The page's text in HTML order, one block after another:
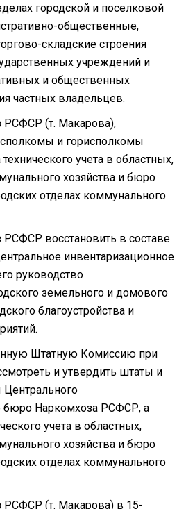
городской и поселковой
общественные,
складские строения
учреждений и
и общественных
частных владельцев.
РСФСР (т. Макарова),
и горисполкомы
учета в областных,
хозяйства и бюро
отделах коммунального
РСФСР восстановить в составе
инвентаризационное
руководство
земельного и домового
благоустройства и
Штатную Комиссию при
и утвердить штаты и
бюро Наркомхоза РСФСР, а
учета в областных,
хозяйства и бюро
отделах коммунального
РСФСР (т. Макарова) в 15-